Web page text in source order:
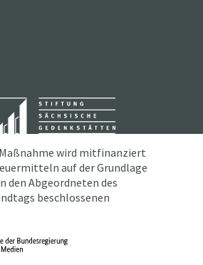
wird mitfinanziert
auf der Grundlage
den Abgeordneten des
beschlossenen